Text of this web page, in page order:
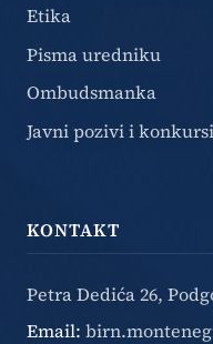
Etika
Pisma uredniku
Ombudsmanka
Javni pozivi i konkursi
KONTAKT
Petra Dedića 26,
Email: